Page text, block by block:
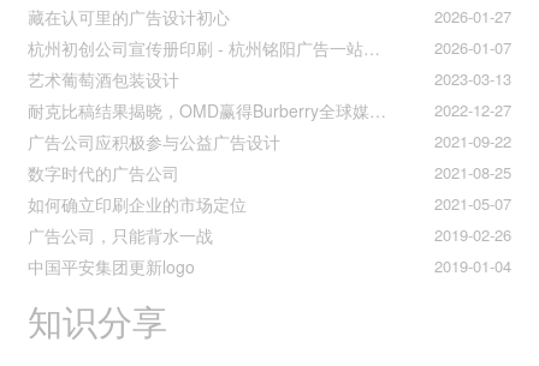
2026-01-27
藏在认可里的广告设计初心
2026-01-07
杭州初创公司宣传册印刷 - 杭州铭阳广告一站式解决方案
2023-03-13
艺术葡萄酒包装设计
2022-12-27
耐克比稿结果揭晓，OMD赢得Burberry全球媒介业务（转自广告狂人日报）
2021-09-22
广告公司应积极参与公益广告设计
2021-08-25
数字时代的广告公司
2021-05-07
如何确立印刷企业的市场定位
2019-02-26
广告公司，只能背水一战
2019-01-04
中国平安集团更新logo
知识分享